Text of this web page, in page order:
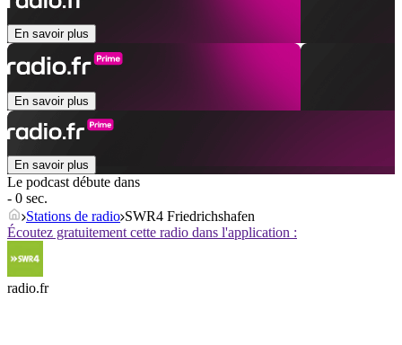
En savoir plus
En savoir plus
En savoir plus
Le podcast débute dans
- 0 sec.
Stations de radio SWR4 Friedrichshafen
Écoutez gratuitement cette radio dans l'application :
radio.fr